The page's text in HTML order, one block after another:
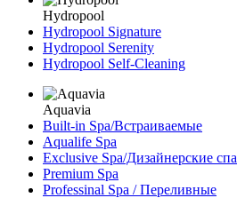
Hydropool
Hydropool Signature
Hydropool Serenity
Hydropool Self-Сleaning
Aquavia
Built-in Spa/Встраиваемые
Aqualife Spa
Exclusive Spa/Дизайнерские спа
Premium Spa
Professinal Spa / Переливные